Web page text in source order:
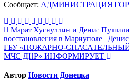
Сообщает: АДМИНИСТРАЦИЯ
Навигация
по
записям
Марат Хуснуллин и Денис
восстановления в Мариуполе |
ГБУ «ПОЖАРНО-
МЧС ДНР» ИНФОРМИРУЕТ
Автор Новости Донецка